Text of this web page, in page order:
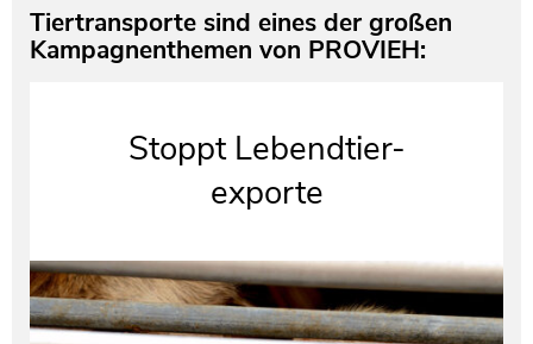
Tiertransporte sind eines der großen
Kampagnenthemen von PROVIEH:
Stoppt Lebendtier-
exporte